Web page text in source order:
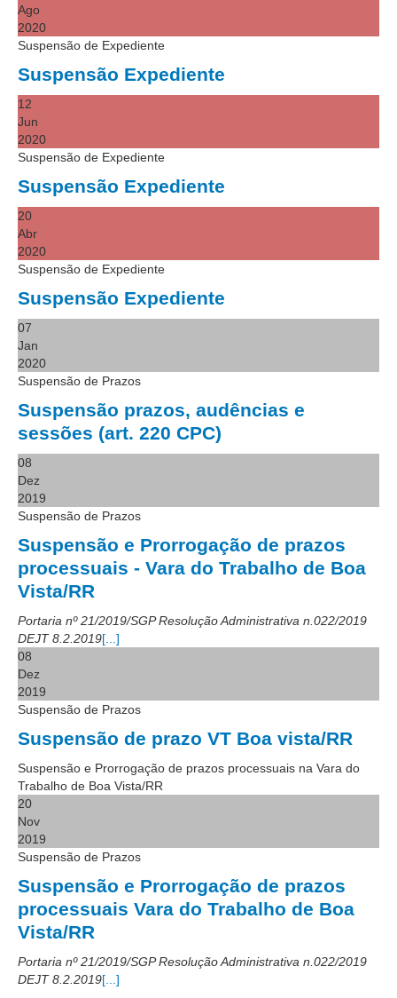
Audiências e Sessões
Calendário das Sessões da 1ª Turma 2026
Calendário de Sessões da 2ª Turma - 2026
Carta de Serviços ao Cidadão
Cartilhas
Calendários
Calendário Geral
Calendário de Eventos
Calendário das Sessões
Calendário das Correições
Calendário de Suspensão
Calendário da Justiça Itinerante
Concursos
Contas abertas em nome dos beneficiários
Diários Eletrônicos
e-Doc
Espaço do Servidor
Guias de recolhimento
Mapa do site
META 9 do CNJ
Pauta Digital
Plantão Judiciário
Cadastrar Processos
Listar Processos
Portal Conciliação
grau
Ago
2020
Suspensão de Expediente
Suspensão Expediente
12
Jun
2020
Suspensão de Expediente
Suspensão Expediente
20
Abr
2020
Suspensão de Expediente
Suspensão Expediente
07
Jan
2020
Suspensão de Prazos
Suspensão prazos, audências e
sessões (art. 220 CPC)
08
Dez
2019
Suspensão de Prazos
Suspensão e Prorrogação de prazos
processuais - Vara do Trabalho de Boa
Vista/RR
Portaria nº 21/2019/SGP Resolução Administrativa n.022/2019
DEJT 8.2.2019[...]
08
Dez
2019
Suspensão de Prazos
Suspensão de prazo VT Boa vista/RR
Suspensão e Prorrogação de prazos processuais na Vara do
Trabalho de Boa Vista/RR
20
Nov
2019
Suspensão de Prazos
Suspensão e Prorrogação de prazos
processuais Vara do Trabalho de Boa
Vista/RR
Portaria nº 21/2019/SGP Resolução Administrativa n.022/2019
DEJT 8.2.2019[...]